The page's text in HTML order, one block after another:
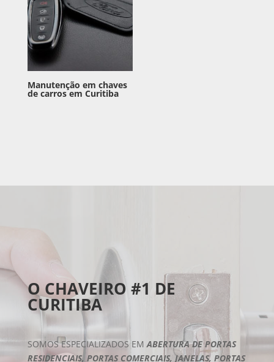
Manutenção em chaves
de carros em Curitiba
O CHAVEIRO #1 DE
CURITIBA
SOMOS ESPECIALIZADOS EM ABERTURA DE PORTAS
RESIDENCIAIS, PORTAS COMERCIAIS, JANELAS, PORTAS